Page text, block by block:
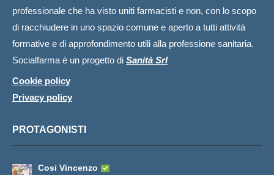
professionale che ha visto uniti farmacisti e non, con lo scopo
di racchiudere in uno spazio comune e aperto a tutti attività
formative e di approfondimento utili alla professione sanitaria.
Socialfarma è un progetto di Sanità Srl
Cookie policy
Privacy policy
PROTAGONISTI
Cosi Vincenzo